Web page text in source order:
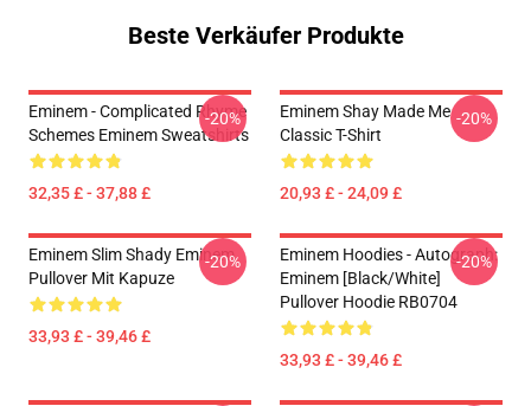
Beste Verkäufer Produkte
Eminem - Complicated Rhyme
Schemes Eminem Sweatshirts
32,35 £ - 37,88 £
-20%
Eminem Shay Made Me
Classic T-Shirt
20,93 £ - 24,09 £
-20%
Eminem Slim Shady Eminem
Pullover Mit Kapuze
33,93 £ - 39,46 £
-20%
Eminem Hoodies - Autograph:
Eminem [Black/White]
Pullover Hoodie RB0704
33,93 £ - 39,46 £
-20%